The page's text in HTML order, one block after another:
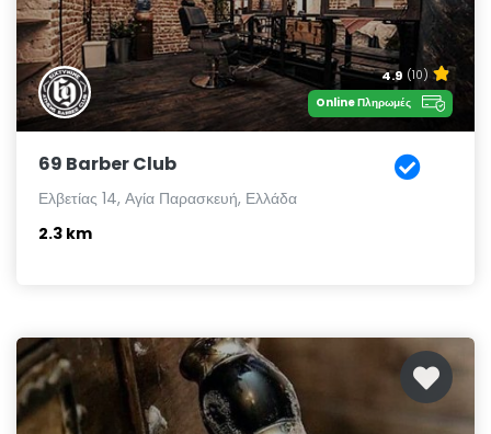
4.9 (10)
Online Πληρωμές
69 Barber Club
Ελβετίας 14, Αγία Παρασκευή, Ελλάδα
2.3 km